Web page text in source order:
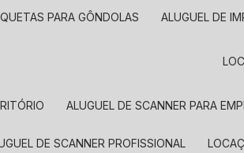
PARA GÔNDOLAS ALUGUEL DE
ALUGUEL DE SCANNER PARA
DE SCANNER PROFISSIONAL